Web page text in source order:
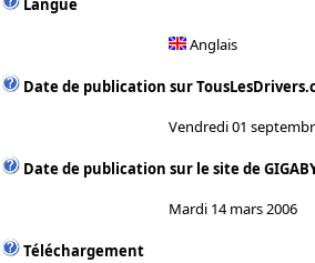
Anglais
Date de publication sur
Vendredi 01
Date de publication sur le site de
Mardi 14 mars 2006
Téléchargement